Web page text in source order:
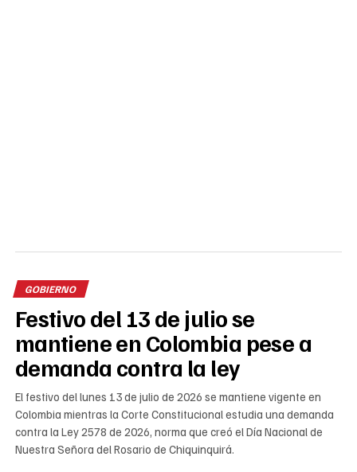
GOBIERNO
Festivo del 13 de julio se
mantiene en Colombia pese a
demanda contra la ley
El festivo del lunes 13 de julio de 2026 se mantiene vigente en
Colombia mientras la Corte Constitucional estudia una demanda
contra la Ley 2578 de 2026, norma que creó el Día Nacional de
Nuestra Señora del Rosario de Chiquinquirá.